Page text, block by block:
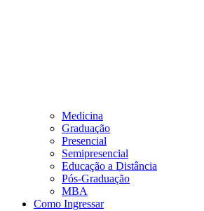
Medicina
Graduação
Presencial
Semipresencial
Educação a Distância
Pós-Graduação
MBA
Como Ingressar